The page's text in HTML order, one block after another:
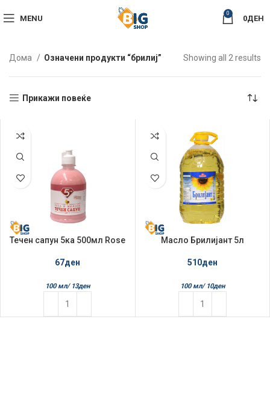
MENU
0
0ДЕН
Дома Означени продукти “брилиј” Showing all 2 results
Прикажи повеќе
Течен сапун 5ка 500мл Rose
67ден
100 мл/ 13ден
Масло Брилијант 5л
510ден
100 мл/ 10ден